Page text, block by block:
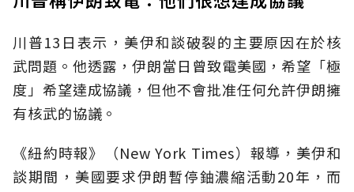
川普13日表示，美伊和談破裂的主要原因在於核
武問題。他透露，伊朗當日曾致電美國，希望「極
度」希望達成協議，但他不會批准任何允許伊朗擁
有核武的協議。
《紐約時報》（New York Times）報導，美伊和
談期間，美國要求伊朗暫停鈾濃縮活動20年，而